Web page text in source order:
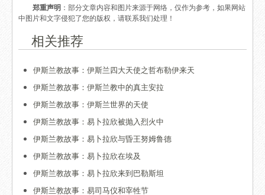
郑重声明 ：部分文章内容和图片来源于网络，仅作为参考，如果网站
中图片和文字侵犯了您的版权，请联系我们处理！
相关推荐
伊斯兰教故事：伊斯兰四大天使之哲布勒伊来天
伊斯兰教故事：伊斯兰教中的真主安拉
伊斯兰教故事：伊斯兰世界的天使
伊斯兰教故事：易卜拉欣被抛入烈火中
伊斯兰教故事：易卜拉欣与昏王努姆鲁德
伊斯兰教故事：易卜拉欣在埃及
伊斯兰教故事：易卜拉欣来到巴勒斯坦
伊斯兰教故事：易司马仪和宰牲节